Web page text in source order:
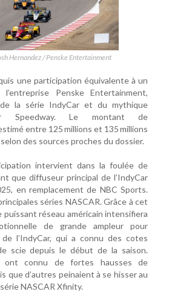
Hernandez / Penske Entertainment
une participation équivalente à un
Penske Entertainment,
la série IndyCar et du mythique
Speedway. Le montant de
entre 125 millions et 135 millions
des sources proches du dossier.
intervient dans la foulée de
que diffuseur principal de l’IndyCar
en remplacement de NBC Sports.
séries NASCAR. Grâce à cet
puissant réseau américain intensifiera
de grande ampleur pour
l’IndyCar, qui a connu des cotes
scie depuis le début de la saison.
ont connu de fortes hausses de
que d’autres peinaient à se hisser au
NASCAR Xfinity.